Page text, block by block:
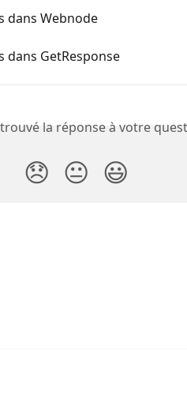
dans Webnode
dans GetResponse
la réponse à votre
😞 😐 😃